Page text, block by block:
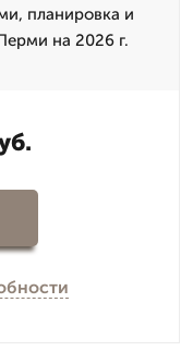
планировка и
на 2026 г.